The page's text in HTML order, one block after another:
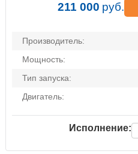
211 000 руб.
Производитель:
Мощность:
Тип запуска:
Двигатель:
Исполнение: